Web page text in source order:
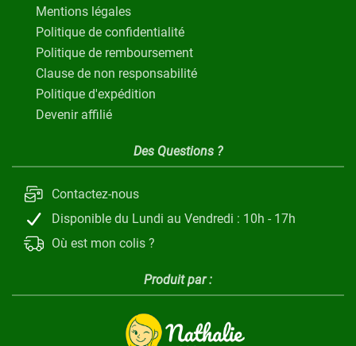
Mentions légales
Politique de confidentialité
Politique de remboursement
Clause de non responsabilité
Politique d'expédition
Devenir affilié
Des Questions ?
Contactez-nous
Disponible du Lundi au Vendredi : 10h - 17h
Où est mon colis ?
Produit par :